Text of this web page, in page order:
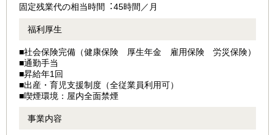
固定残業代の相当時間︓45時間／⽉
福利厚生
■社会保険完備（健康保険 厚生年金 雇用保険 労災保険）
■通勤手当
■昇給年1回
■出産・育児⽀援制度（全従業員利⽤可）
■喫煙環境：屋内全⾯禁煙
事業内容